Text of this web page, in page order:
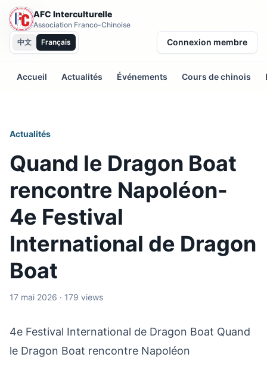
AFC Interculturelle
Association Franco-Chinoise
中文
Français Connexion membre
Accueil Actualités Événements Cours de chinois
Actualités
Quand le Dragon Boat
rencontre Napoléon-
4e Festival
International de Dragon
Boat
17 mai 2026 · 179 views
4e Festival International de Dragon Boat Quand
le Dragon Boat rencontre Napoléon